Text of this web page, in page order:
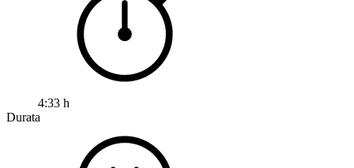
4:33 h
Durata